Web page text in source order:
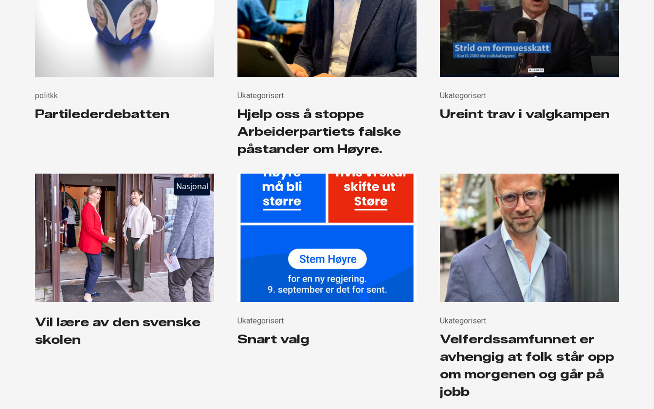
politkk
Partilederdebatten
Ukategorisert
Hjelp oss å stoppe
Arbeiderpartiets falske
påstander om Høyre.
Ukategorisert
Ureint trav i valgkampen
Nasjonal
Vil lære av den svenske
skolen
Ukategorisert
Snart valg
Ukategorisert
Velferdssamfunnet er
avhengig at folk står opp
om morgenen og går på
jobb